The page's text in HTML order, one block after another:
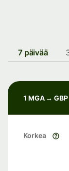
7 päivää
1 MGA → GBP
Korkea